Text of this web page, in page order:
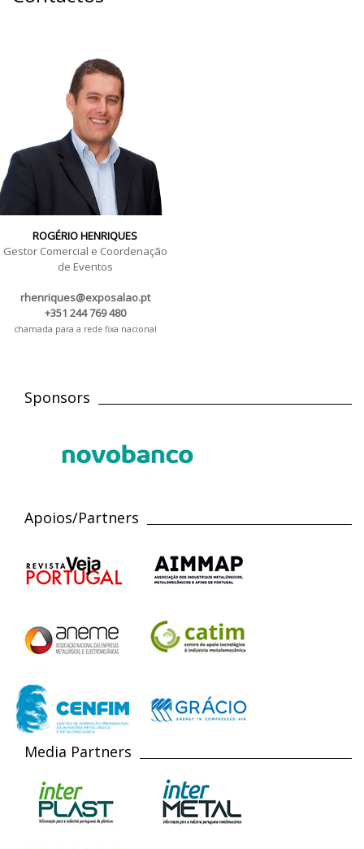
ROGÉRIO HENRIQUES
Gestor Comercial e Coordenação
de Eventos
rhenriques@exposalao.pt
+351 244 769 480
chamada para a rede fixa nacional
Sponsors
Apoios/Partners
Media Partners